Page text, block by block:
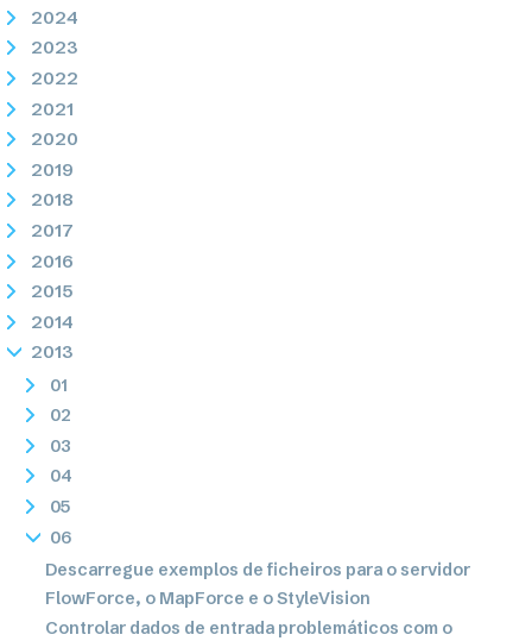
2024
2023
2022
2021
2020
2019
2018
2017
2016
2015
2014
2013
01
02
03
04
05
06
Descarregue exemplos de ficheiros para o servidor
FlowForce, o MapForce e o StyleVision
Controlar dados de entrada problemáticos com o